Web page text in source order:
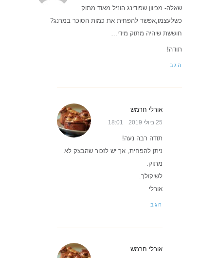
שאלה- מכיוון שפודינג הוניל מאוד מתוק
כשלעצמו,אפשר להפחית את כמות הסוכר במרנג?
חוששת שיהיה מתוק מידי…
תודה!
הגב
אורלי חרמש
25 ביולי 2019 18:01
תודה רבה נעה!
ניתן להפחית, אך יש לזכור שהבצק לא
מתוק.
לשיקולך.
אורלי
הגב
אורלי חרמש